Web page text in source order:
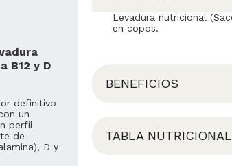
B12 y D
definitivo
un
perfil
de
D y
Levadura nutricional
en copos.
BENEFICIOS
TABLA NUTRICIONAL